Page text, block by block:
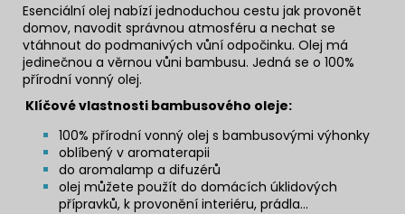
Esenciální olej nabízí jednoduchou cestu jak provonět
domov, navodit správnou atmosféru a nechat se
vtáhnout do podmanivých vůní odpočinku. Olej má
jedinečnou a věrnou vůni bambusu. Jedná se o 100%
přírodní vonný olej.
Klíčové vlastnosti bambusového oleje:
100% přírodní vonný olej s bambusovými výhonky
oblíbený v aromaterapii
do aromalamp a difuzérů
olej můžete použít do domácích úklidových
přípravků, k provonění interiéru, prádla...